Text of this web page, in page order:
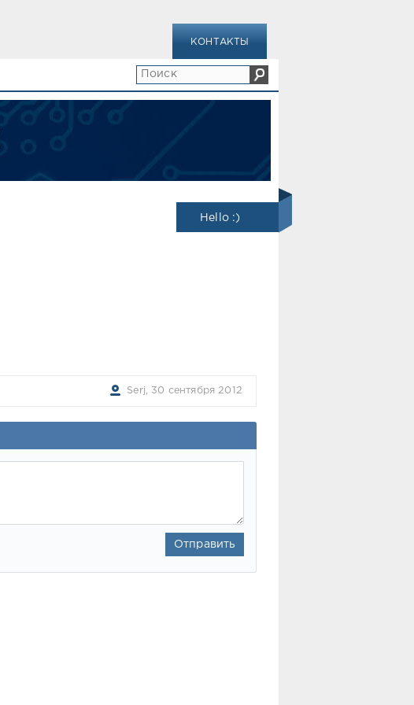
КОНТАКТЫ
Hello :)
Serj, 30 сентября 2012
Отправить